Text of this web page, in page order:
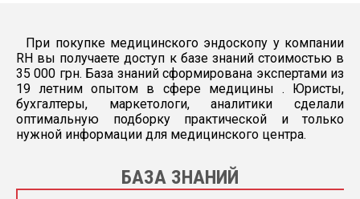
При покупке медицинского эндоскопу у компании
RH вы получаете доступ к базе знаний стоимостью в
35 000 грн. База знаний сформирована экспертами из
19 летним опытом в сфере медицины . Юристы,
бухгалтеры, маркетологи, аналитики сделали
оптимальную подборку практической и только
нужной информации для медицинского центра.
БАЗА ЗНАНИЙ